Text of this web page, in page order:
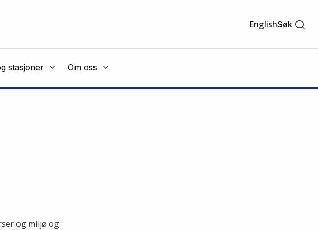
EnglishSøk
stasjoner Om oss
og miljø og